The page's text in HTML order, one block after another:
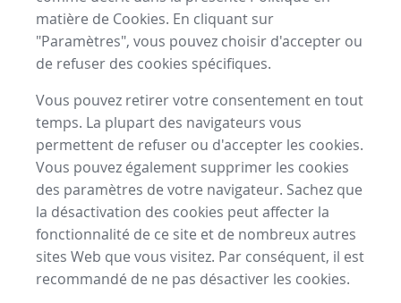
matière de Cookies. En cliquant sur
"Paramètres", vous pouvez choisir d'accepter ou
de refuser des cookies spécifiques.
Vous pouvez retirer votre consentement en tout
temps. La plupart des navigateurs vous
permettent de refuser ou d'accepter les cookies.
Vous pouvez également supprimer les cookies
des paramètres de votre navigateur. Sachez que
la désactivation des cookies peut affecter la
fonctionnalité de ce site et de nombreux autres
sites Web que vous visitez. Par conséquent, il est
recommandé de ne pas désactiver les cookies.